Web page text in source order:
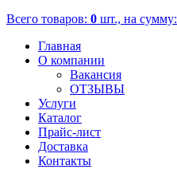
Всего товаров: 0 шт., на сумму:
Главная
О компании
Вакансия
ОТЗЫВЫ
Услуги
Каталог
Прайс-лист
Доставка
Контакты